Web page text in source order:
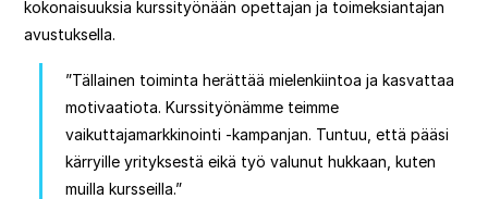
kokonaisuuksia kurssityönään opettajan ja toimeksiantajan
avustuksella.
”Tällainen toiminta herättää mielenkiintoa ja kasvattaa
motivaatiota. Kurssityönämme teimme
vaikuttajamarkkinointi -kampanjan. Tuntuu, että pääsi
kärryille yrityksestä eikä työ valunut hukkaan, kuten
muilla kursseilla.”